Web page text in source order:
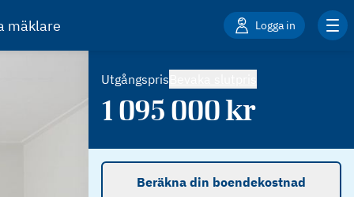
mäklare Logga in
Utgångspris
1 095 000kr
Beräkna din boendekostnad